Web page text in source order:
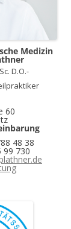
Medizin
D.O.-
60
48 38
99 730